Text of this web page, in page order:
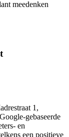
meedenken
1,
gebaseerde
en
een positieve